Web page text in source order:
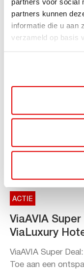
partners kunnen
informatie die u aan
verzameld op basis
AVIA VOLT en
van DC-
ACTIE
ViaAVIA
ViaLuxury
ViaAVIA Super
Toe aan een